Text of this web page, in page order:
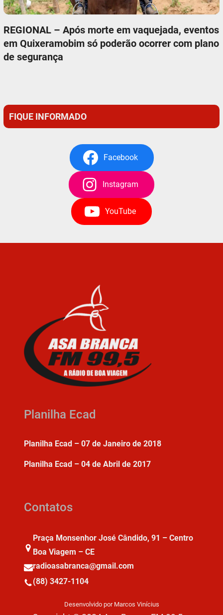
REGIONAL – Após morte em vaquejada, eventos
em Quixeramobim só poderão ocorrer com plano
de segurança
FIQUE INFORMADO
Facebook
Instagram
YouTube
Planilha Ecad
Planilha Ecad – 07 de Janeiro de 2018
Planilha Ecad – 04 de Abril de 2017
Contatos
Praça Monsenhor José Cândido, 91 – Centro
Boa Viagem – CE
radioasabranca@gmail.com
(88) 3427-1104
Desenvolvido por Marcos Vinícius